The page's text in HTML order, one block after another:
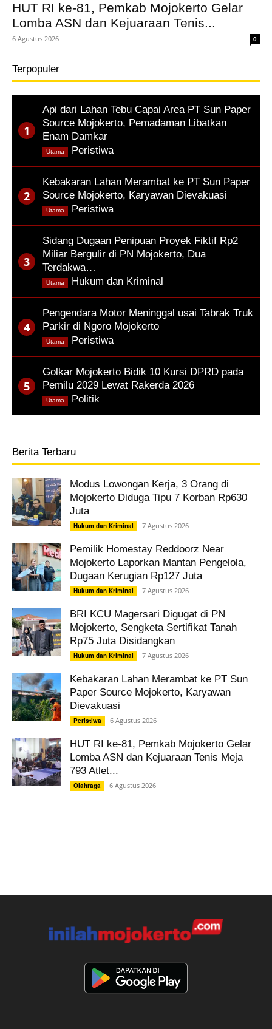
HUT RI ke-81, Pemkab Mojokerto Gelar
Lomba ASN dan Kejuaraan Tenis...
6 Agustus 2026 0
Terpopuler
Api dari Lahan Tebu Capai Area PT Sun Paper
Source Mojokerto, Pemadaman Libatkan
Enam Damkar
Peristiwa,
Utama
Kebakaran Lahan Merambat ke PT Sun Paper
Source Mojokerto, Karyawan Dievakuasi
Peristiwa,
Utama
Sidang Dugaan Penipuan Proyek Fiktif Rp2
Miliar Bergulir di PN Mojokerto, Dua
Terdakwa…
Hukum dan Kriminal
Utama
Pengendara Motor Meninggal usai Tabrak Truk
Parkir di Ngoro Mojokerto
Peristiwa,
Utama
Golkar Mojokerto Bidik 10 Kursi DPRD pada
Pemilu 2029 Lewat Rakerda 2026
Politik
Utama
Berita Terbaru
Modus Lowongan Kerja, 3 Orang di
Mojokerto Diduga Tipu 7 Korban Rp630
Juta
Hukum dan Kriminal 7 Agustus 2026
Pemilik Homestay Reddoorz Near
Mojokerto Laporkan Mantan Pengelola,
Dugaan Kerugian Rp127 Juta
Hukum dan Kriminal 7 Agustus 2026
BRI KCU Magersari Digugat di PN
Mojokerto, Sengketa Sertifikat Tanah
Rp75 Juta Disidangkan
Hukum dan Kriminal 7 Agustus 2026
Kebakaran Lahan Merambat ke PT Sun
Paper Source Mojokerto, Karyawan
Dievakuasi
Peristiwa 6 Agustus 2026
HUT RI ke-81, Pemkab Mojokerto Gelar
Lomba ASN dan Kejuaraan Tenis Meja
793 Atlet...
Olahraga 6 Agustus 2026